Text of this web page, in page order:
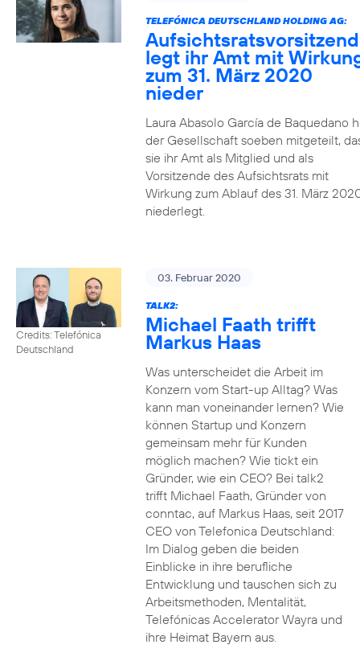
TELEFÓNICA DEUTSCHLAND HOLDING AG:
legt ihr Amt mit
zum 31. März 2020
nieder
Laura Abasolo García de Baquedano
der Gesellschaft soeben mitgeteilt,
sie ihr Amt als Mitglied und als
Vorsitzende des Aufsichtsrats mit
Wirkung zum Ablauf des 31. März
niederlegt.
Credits: Telefónica
Deutschland
03. Februar 2020
TALK2:
Michael Faath trifft
Markus Haas
Was unterscheidet die Arbeit im
Konzern vom Start-up Alltag? Was
kann man voneinander lernen? Wie
können Startup und Konzern
gemeinsam mehr für Kunden
möglich machen? Wie tickt ein
Gründer, wie ein CEO? Bei talk2
trifft Michael Faath, Gründer von
conntac, auf Markus Haas, seit 2017
CEO von Telefonica Deutschland:
Im Dialog geben die beiden
Einblicke in ihre berufliche
Entwicklung und tauschen sich zu
Arbeitsmethoden, Mentalität,
Telefónicas Accelerator Wayra und
ihre Heimat Bayern aus.